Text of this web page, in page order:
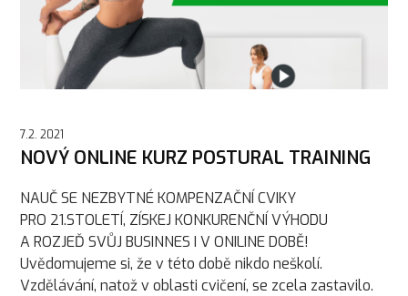
7.2. 2021
NOVÝ ONLINE KURZ POSTURAL TRAINING
NAUČ SE NEZBYTNÉ KOMPENZAČNÍ CVIKY
PRO 21.STOLETÍ, ZÍSKEJ KONKURENČNÍ VÝHODU
A ROZJEĎ SVŮJ BUSINNES I V ONILINE DOBĚ!
Uvědomujeme si, že v této době nikdo neškolí.
Vzdělávání, natož v oblasti cvičení, se zcela zastavilo.